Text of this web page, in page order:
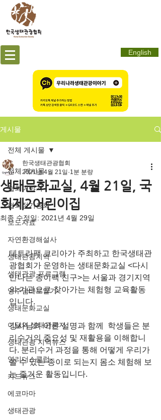
English
게시물
전체 게시물
협회이야기
협회정기총회
보도자료
자연환경해설사
생태관광지역
생태관광 프로그램
영주댐바로알기
생태문화교실
이달의 생태관광지
생태관광 지역뉴스
영리더스클럽
카드뉴스
에코마마
생태관광
전체 게시물
생태문화교실, 4월 21일, 국
회제2어린이집
한국생태관광협회
2021년 4월 21일 1분 분량
최종 수정일: 2021년 4월 29일
테트라팩 코리아가 주최하고 한국생태관
광협회가 운영하는 생태문화교실 <다시
만나는 종이팩 친구>는 서울과 경기지역
의 기관으로 찾아가는 체험형 교육활동
입니다.
강사님의 이론 설명과 함께  학생들은 분
리수거의 중요성 및 재활용을 이해합니
다. 분리수거 과정을 통해 어떻게 우리가
쓸 수 있는 종이로 되는지 몸소 체험해 보
는 즐거운 활동입니다.